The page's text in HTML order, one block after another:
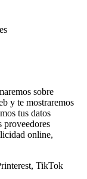
sobre
y te mostraremos
tus datos
proveedores
online,
TikTok